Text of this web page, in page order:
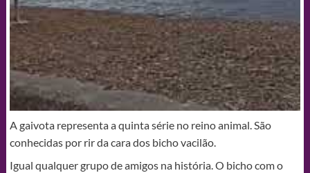
A gaivota representa a quinta série no reino animal. São
conhecidas por rir da cara dos bicho vacilão.
Igual qualquer grupo de amigos na história. O bicho com o